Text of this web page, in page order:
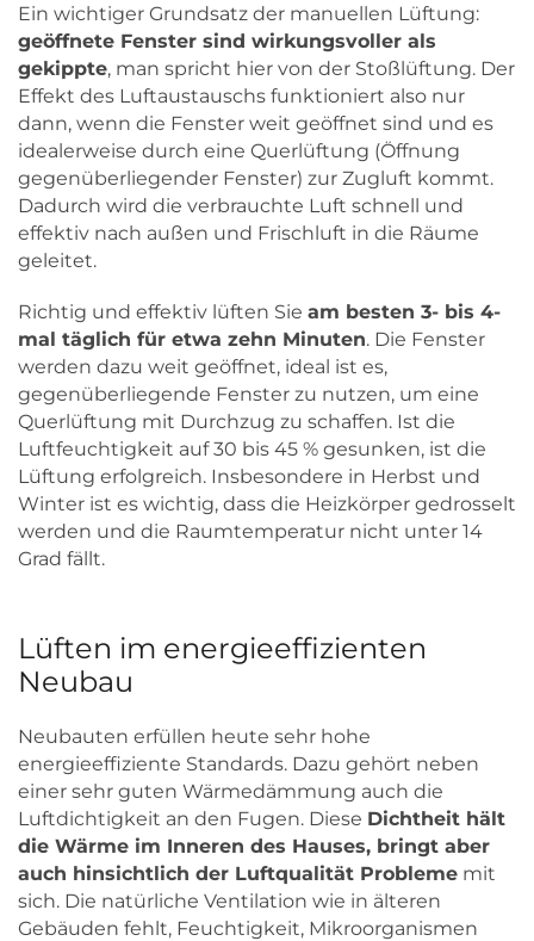
Ein wichtiger Grundsatz der manuellen Lüftung:
geöffnete Fenster sind wirkungsvoller als
gekippte, man spricht hier von der Stoßlüftung. Der
Effekt des Luftaustauschs funktioniert also nur
dann, wenn die Fenster weit geöffnet sind und es
idealerweise durch eine Querlüftung (Öffnung
gegenüberliegender Fenster) zur Zugluft kommt.
Dadurch wird die verbrauchte Luft schnell und
effektiv nach außen und Frischluft in die Räume
geleitet.
Richtig und effektiv lüften Sie am besten 3- bis 4-
mal täglich für etwa zehn Minuten. Die Fenster
werden dazu weit geöffnet, ideal ist es,
gegenüberliegende Fenster zu nutzen, um eine
Querlüftung mit Durchzug zu schaffen. Ist die
Luftfeuchtigkeit auf 30 bis 45 % gesunken, ist die
Lüftung erfolgreich. Insbesondere in Herbst und
Winter ist es wichtig, dass die Heizkörper gedrosselt
werden und die Raumtemperatur nicht unter 14
Grad fällt.
Lüften im energieeffizienten
Neubau
Neubauten erfüllen heute sehr hohe
energieeffiziente Standards. Dazu gehört neben
einer sehr guten Wärmedämmung auch die
Luftdichtigkeit an den Fugen. Diese Dichtheit hält
die Wärme im Inneren des Hauses, bringt aber
auch hinsichtlich der Luftqualität Probleme mit
sich. Die natürliche Ventilation wie in älteren
Gebäuden fehlt, Feuchtigkeit, Mikroorganismen